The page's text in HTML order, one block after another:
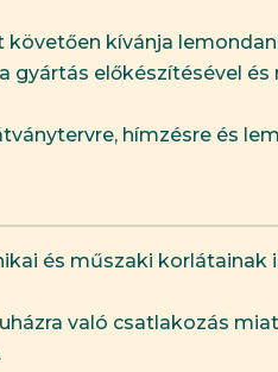
kívánja
gyártás előkészítésével
hímzésre és
és műszaki
való csatlakozás